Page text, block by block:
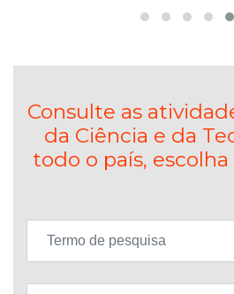
Consulte as
da Ciência e da
todo o país, escolha